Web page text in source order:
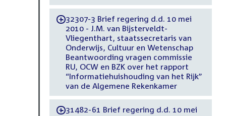
-32307-3 Brief regering d.d. 10 mei
2010 - J.M. van Bijsterveldt-
Vliegenthart, staatssecretaris van
Onderwijs, Cultuur en Wetenschap
Beantwoording vragen commissie
RU, OCW en BZK over het rapport
“Informatiehuishouding van het Rijk”
van de Algemene Rekenkamer
-31482-61 Brief regering d.d. 10 mei